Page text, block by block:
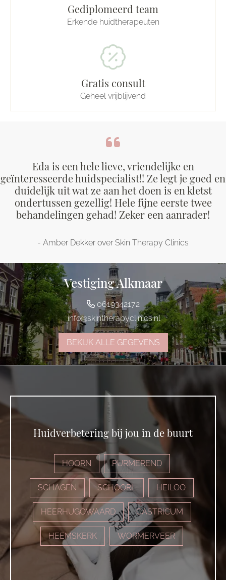
Gediplomeerd team
Erkende huidtherapeuten
Gratis consult
Geheel vrijblijvend
Eda is een hele lieve, vriendelijke en
geïnteresseerde huidspecialist!! Ze legt je goed en
duidelijk uit wat ze aan het doen is en kletst
ondertussen gezellig! Hele fijne eerste twee
behandelingen gehad! Zeker een aanrader!
- Amber Dekker over Skin Therapy Clinics
Vestiging Alkmaar
0619342172
info@skintherapyclinics.nl
BEKIJK ALLE GEGEVENS
Huidverbetering bij jou in de buurt
HOORN PURMEREND
SCHAGEN SCHOORL HEILOO
HEERHUGOWAARD CASTRICUM
HEEMSKERK WORMERVEER